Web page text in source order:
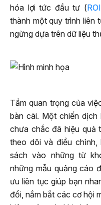
hóa lợi tức đầu tư (ROI
thành một quy trình liên
ngừng dựa trên dữ liệu
Tầm quan trọng của
bàn cãi. Một chiến
chưa chắc đã hiệu quả
theo dõi và điều
sách vào những từ
những mẫu quảng cáo
ưu liên tục giúp bạn
đổi, nắm bắt các cơ hội